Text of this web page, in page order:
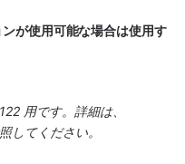
が使用可能な場合は使用す
してください。